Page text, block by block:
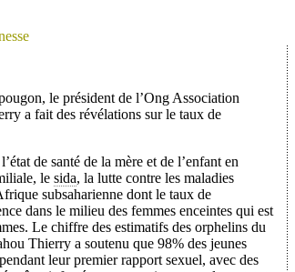
le président de l’Ong Association
a fait des révélations sur le taux de
de santé de la mère et de l’enfant en
le sida, la lutte contre les maladies
subsaharienne dont le taux de
dans le milieu des femmes enceintes qui est
Le chiffre des estimatifs des orphelins du
Thierry a soutenu que 98% des jeunes
leur premier rapport sexuel, avec des